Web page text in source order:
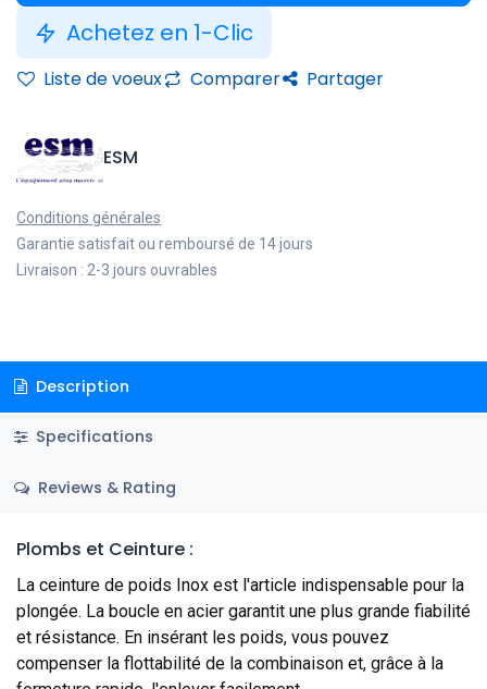
Achetez en 1-Clic
Liste de voeux Comparer Partager
ESM
Conditions générales
Garantie satisfait ou remboursé de 14 jours
Livraison : 2-3 jours ouvrables
Description
Specifications
Reviews & Rating
Plombs et Ceinture :
La ceinture de poids Inox est l'article indispensable pour la
plongée. La boucle en acier garantit une plus grande fiabilité
et résistance. En insérant les poids, vous pouvez
compenser la flottabilité de la combinaison et, grâce à la